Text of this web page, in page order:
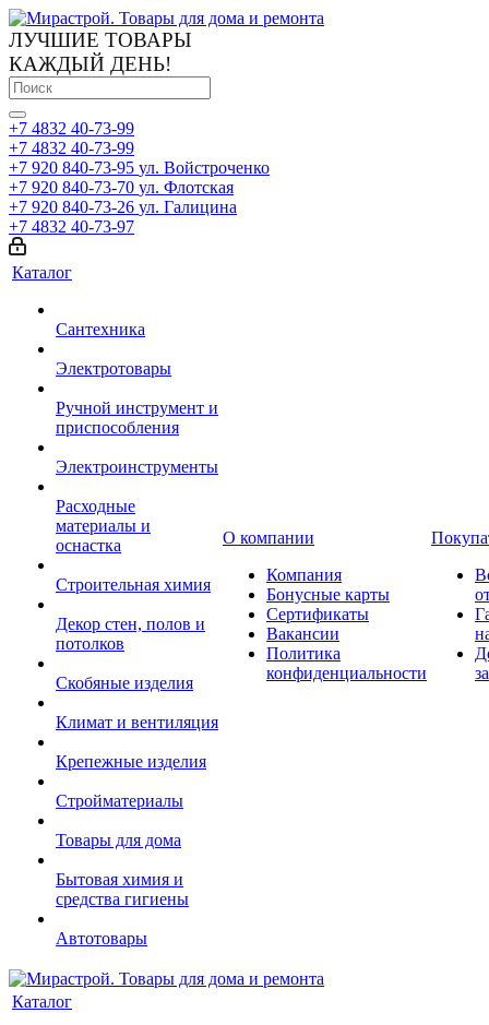
ЛУЧШИЕ ТОВАРЫ
КАЖДЫЙ ДЕНЬ!
+7 4832 40-73-99
+7 4832 40-73-99
+7 920 840-73-95 ул. Войстроченко
+7 920 840-73-70 ул. Флотская
+7 920 840-73-26 ул. Галицина
+7 4832 40-73-97
Каталог
Сантехника
Электротовары
Ручной инструмент и
приспособления
Электроинструменты
Расходные
материалы и
оснастка
Строительная химия
Декор стен, полов и
потолков
Скобяные изделия
Климат и вентиляция
Крепежные изделия
Стройматериалы
Товары для дома
Бытовая химия и
средства гигиены
Автотовары
О компании
Компания
Бонусные карты
Сертификаты
Вакансии
Политика
конфиденциальности
Каталог